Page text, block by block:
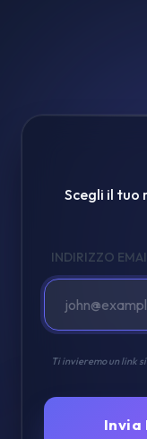
Scegli il tuo
INDIRIZZO
Ti invieremo un link
Invia